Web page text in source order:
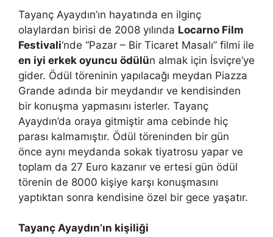
Tayanç Ayaydın’ın hayatında en ilginç
olaylardan birisi de 2008 yılında Locarno Film
Festivali‘nde “Pazar – Bir Ticaret Masalı” filmi ile
en iyi erkek oyuncu ödülün almak için İsviçre’ye
gider. Ödül töreninin yapılacağı meydan Piazza
Grande adında bir meydandır ve kendisinden
bir konuşma yapmasını isterler. Tayanç
Ayaydın’da oraya gitmiştir ama cebinde hiç
parası kalmamıştır. Ödül töreninden bir gün
önce aynı meydanda sokak tiyatrosu yapar ve
toplam da 27 Euro kazanır ve ertesi gün ödül
törenin de 8000 kişiye karşı konuşmasını
yaptıktan sonra kendisine özel bir gece yaşatır.
Tayanç Ayaydın’ın kişiliği